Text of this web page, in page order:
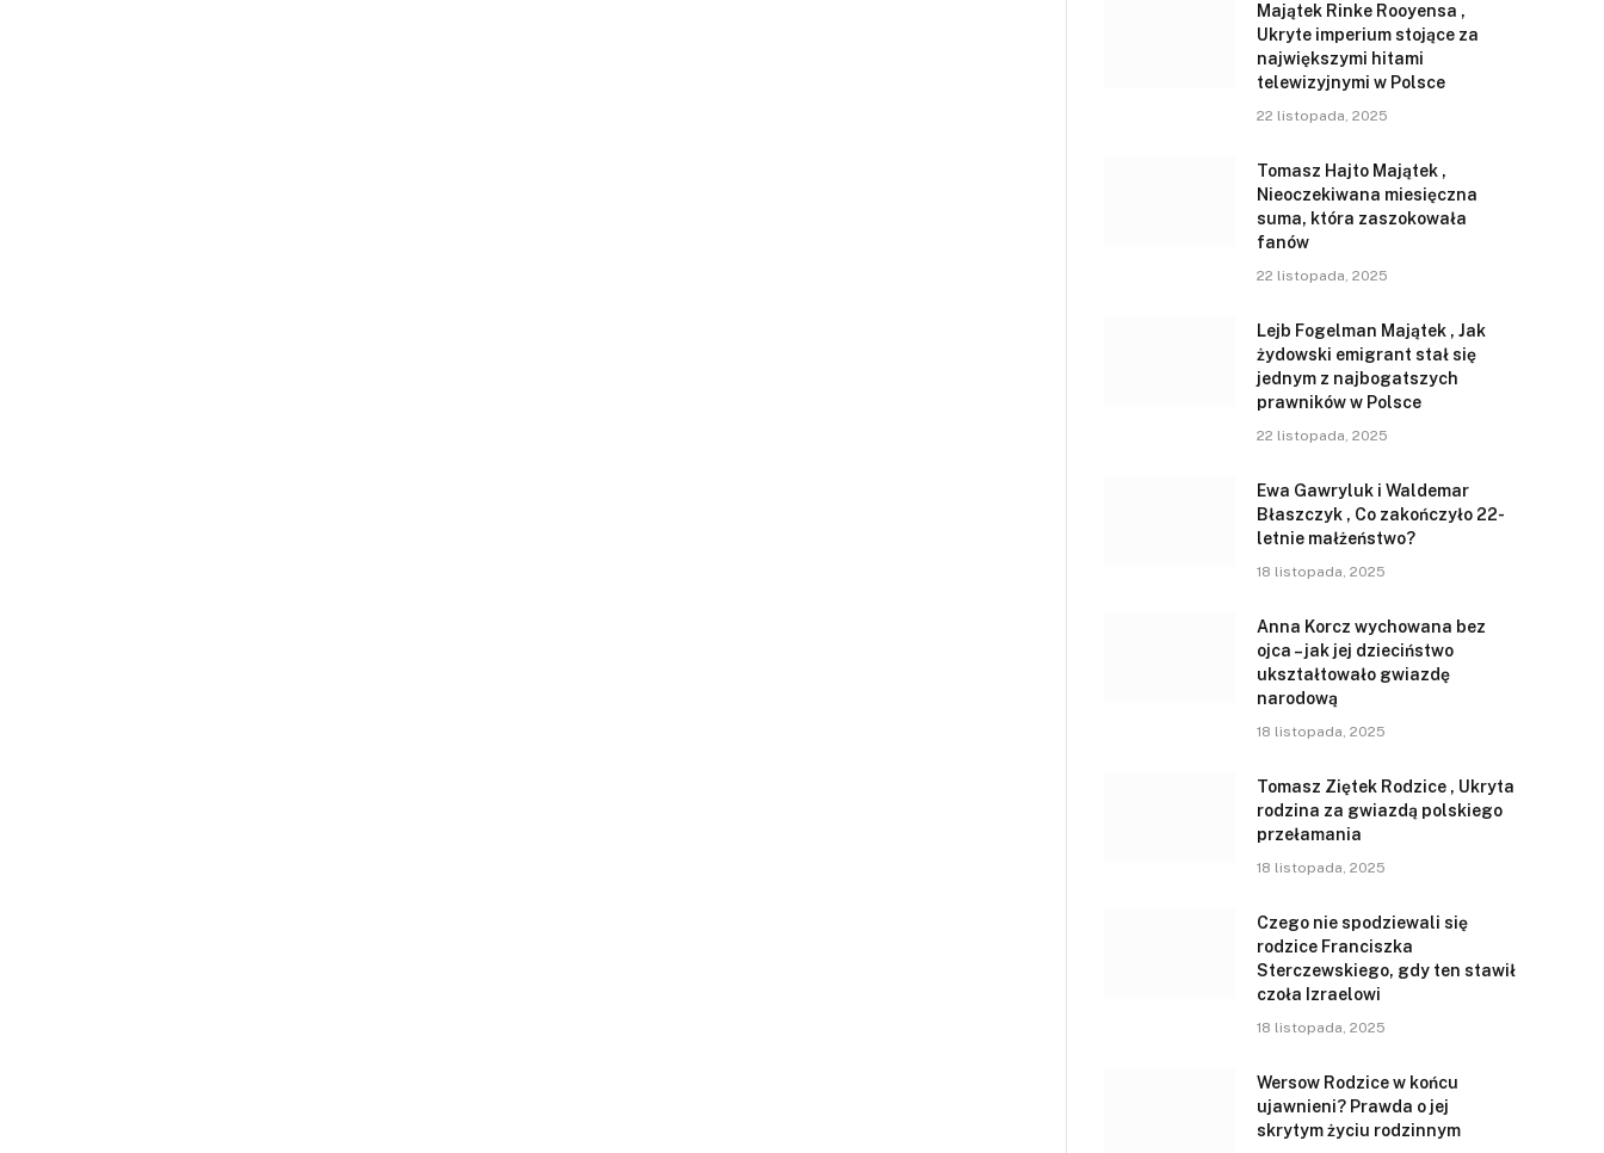
Majątek Rinke Rooyensa ,
Ukryte imperium stojące za
największymi hitami
telewizyjnymi w Polsce
22 listopada, 2025
Tomasz Hajto Majątek ,
Nieoczekiwana miesięczna
suma, która zaszokowała
fanów
22 listopada, 2025
Lejb Fogelman Majątek , Jak
żydowski emigrant stał się
jednym z najbogatszych
prawników w Polsce
22 listopada, 2025
Ewa Gawryluk i Waldemar
Błaszczyk , Co zakończyło 22-
letnie małżeństwo?
18 listopada, 2025
Anna Korcz wychowana bez
ojca – jak jej dzieciństwo
ukształtowało gwiazdę
narodową
18 listopada, 2025
Tomasz Ziętek Rodzice , Ukryta
rodzina za gwiazdą polskiego
przełamania
18 listopada, 2025
Czego nie spodziewali się
rodzice Franciszka
Sterczewskiego, gdy ten stawił
czoła Izraelowi
18 listopada, 2025
Wersow Rodzice w końcu
ujawnieni? Prawda o jej
skrytym życiu rodzinnym